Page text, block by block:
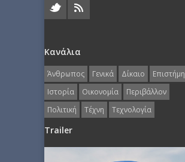
Κανάλια
Άνθρωπος Γενικά Δίκαιο
Επιστήμη
Ιστορία
Οικονομία
Περιβάλλον
Πολιτική
Τέχνη Τεχνολογία
Trailer